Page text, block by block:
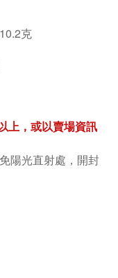
克
上，或以賣場資訊
陽光直射處，開封